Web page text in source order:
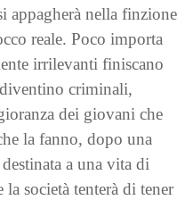
appagherà nella finzione
reale. Poco importa
irrilevanti finiscano
criminali,
dei giovani che
la fanno, dopo una
a una vita di
società tenterà di tener